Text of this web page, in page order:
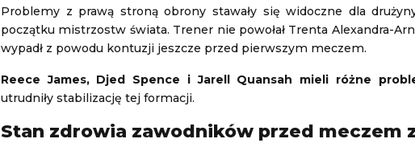
Problemy z prawą stroną obrony stawały się widoczne dla
początku mistrzostw świata. Trener nie powołał Trenta Alexandra-
wypadł z powodu kontuzji jeszcze przed pierwszym meczem.
Reece James, Djed Spence i Jarell Quansah mieli różne
utrudniły stabilizację tej formacji.
Stan zdrowia zawodników przed meczem